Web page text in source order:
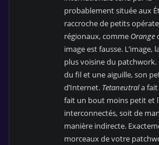
probablement située aux
raccroche de petits
régionaux, comme Orange
image est fausse.
plus voisine du patchwork.
du fil et une aiguille, son
d’Internet. Tetaneutrala
fait un bout moins petit et
interconnectés, soit de
manière indirecte.
morceaux de votre